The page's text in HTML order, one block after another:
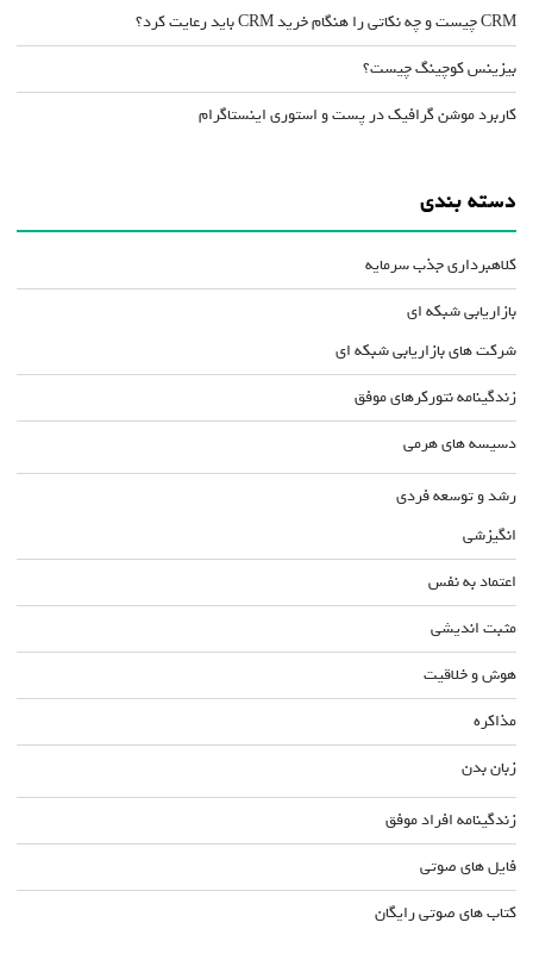
CRM چیست و چه نکاتی را هنگام خرید CRM باید رعایت کرد؟
بیزینس کوچینگ چیست؟
کاربرد موشن گرافیک در پست و استوری اینستاگرام
دسته بندی
کلاهبرداری جذب سرمایه
بازاریابی شبکه ای
شرکت های بازاریابی شبکه ای
زندگینامه نتورکرهای موفق
دسیسه های هرمی
رشد و توسعه فردی
انگیزشی
اعتماد به نفس
مثبت اندیشی
هوش و خلاقیت
مذاکره
زبان بدن
زندگینامه افراد موفق
فایل های صوتی
کتاب های صوتی رایگان